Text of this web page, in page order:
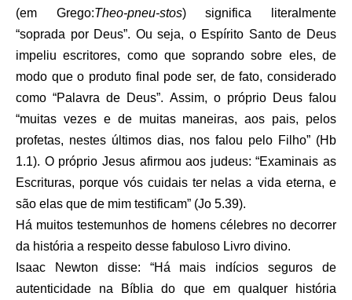
(em Grego:Theo-pneu-stos) significa literalmente
“soprada por Deus”. Ou seja, o Espírito Santo de Deus
impeliu escritores, como que soprando sobre eles, de
modo que o produto final pode ser, de fato, considerado
como “Palavra de Deus”. Assim, o próprio Deus falou
“muitas vezes e de muitas maneiras, aos pais, pelos
profetas, nestes últimos dias, nos falou pelo Filho” (Hb
1.1). O próprio Jesus afirmou aos judeus:“Examinais as
Escrituras, porque vós cuidais ter nelas a vida eterna, e
são elas que de mim testificam” (Jo 5.39).
Há muitos testemunhos de homens célebres no decorrer
da história a respeito desse fabuloso Livro divino.
Isaac Newton disse: “Há mais indícios seguros de
autenticidade na Bíblia do que em qualquer história